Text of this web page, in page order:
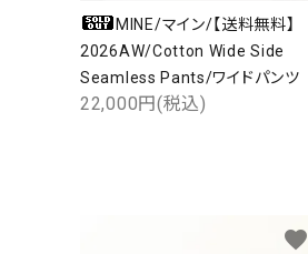
MINE/マイン/【送料無料】
2026AW/Cotton Wide Side
Seamless Pants/ワイドパンツ
22,000円(税込)
favorite